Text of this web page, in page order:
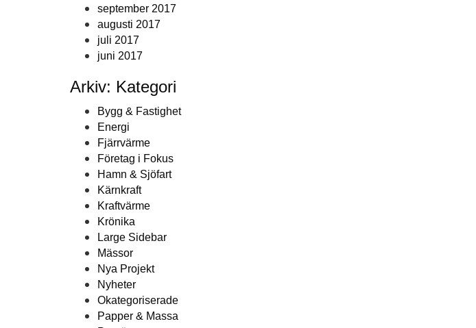
september 2017
augusti 2017
juli 2017
juni 2017
Arkiv: Kategori
Bygg & Fastighet
Energi
Fjärrvärme
Företag i Fokus
Hamn & Sjöfart
Kärnkraft
Kraftvärme
Krönika
Large Sidebar
Mässor
Nya Projekt
Nyheter
Okategoriserade
Papper & Massa